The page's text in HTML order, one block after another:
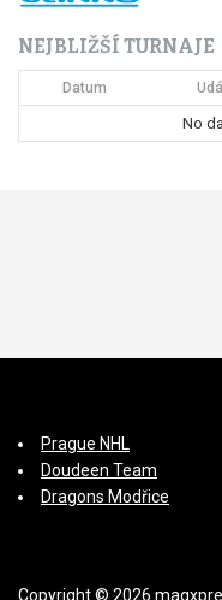
NEJBLIŽŠÍ TURNAJE
Datum
No
Prague NHL
Doudeen Team
Dragons Modřice
Copyright © 2026